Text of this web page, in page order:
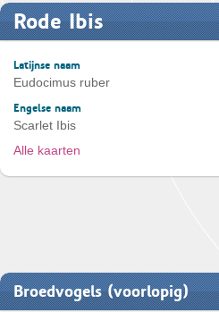
Rode Ibis
Latijnse naam
Eudocimus ruber
Engelse naam
Scarlet Ibis
Alle kaarten
Broedvogels (voorlopig)